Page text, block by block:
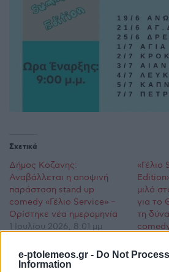
e-ptolemeos.gr - Do Not
Information
Σχετικά
Δήμος Κοζανης:
Αναβάλλεται η αποψινή
παράσταση stand up
comedy «Γέλιο Service» –
Ορίστηκε νέα ημερομηνία
1 Ιουλίου 2026, 8:01 μμ
Εκδηλώσεις"
«Γέλιο
μιλά
για το
τη
σε